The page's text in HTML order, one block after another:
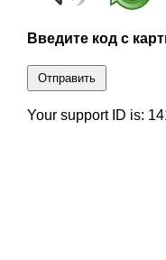
Введите код с
Отправить
Your support ID is: